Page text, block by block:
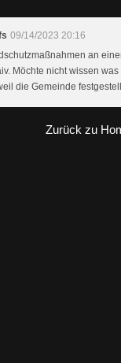
09/14/2023 20:16
an
Möchte nicht wissen
die Gemeinde
Zurück zu